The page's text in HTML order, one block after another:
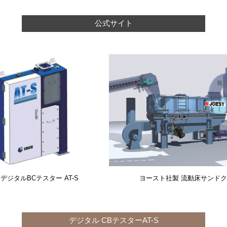
公式サイト
タルBCテスター AT-S ヨースト社製 流動床サンド
デジタル CBテスターAT-S